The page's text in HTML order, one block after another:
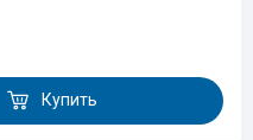
Купить